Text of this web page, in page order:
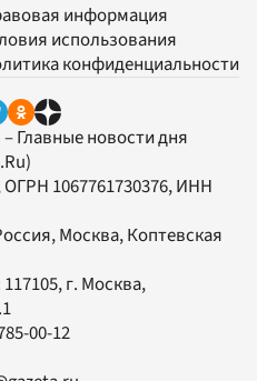
информация
использования
конфиденциальности
Главные новости дня
ОГРН 1067761730376, ИНН
Москва, Коптевская
117105, г. Москва,
00-12